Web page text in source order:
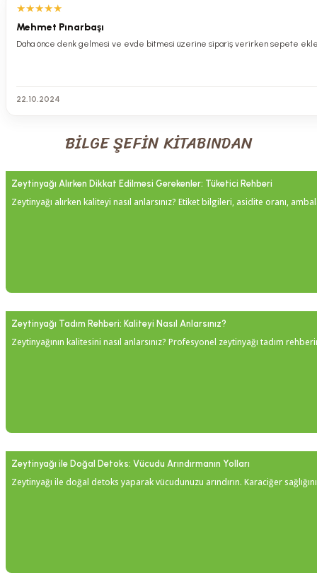
★★★★★
Mehmet Pınarbaşı
Daha önce denk gelmesi ve evde bitmesi üzerine sipariş verirken sepete
22.10.2024
BİLGE ŞEFİN KİTABINDAN
Zeytinyağı Alırken Dikkat Edilmesi Gerekenler: Tüketici Rehberi
Zeytinyağı alırken kaliteyi nasıl anlarsınız? Etiket bilgileri, asidite oranı,
Zeytinyağı Tadım Rehberi: Kaliteyi Nasıl Anlarsınız?
Zeytinyağının kalitesini nasıl anlarsınız? Profesyonel zeytinyağı tadım
Zeytinyağı ile Doğal Detoks: Vücudu Arındırmanın Yolları
Zeytinyağı ile doğal detoks yaparak vücudunuzu arındırın. Karaciğer